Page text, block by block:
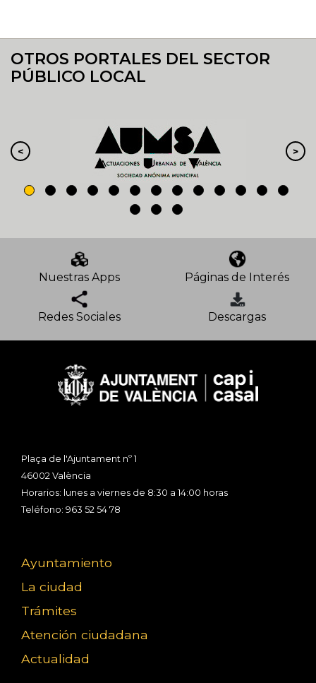
OTROS PORTALES DEL SECTOR
PÚBLICO LOCAL
Nuestras Apps Páginas de Interés
Redes Sociales Descargas
Plaça de l'Ajuntament nº 1
46002 València
Horarios: lunes a viernes de 8:30 a 14:00 horas
Teléfono: 963 52 54 78
Ayuntamiento
La ciudad
Trámites
Atención ciudadana
Actualidad